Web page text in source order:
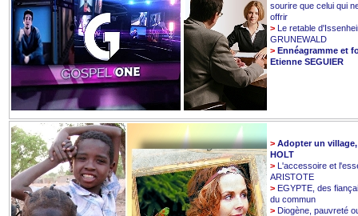
sourire que celui qui
offrir
> Le retable
GRUNEWALD
> Ennéagramme et
Etienne SEGUIER
> Adopter un
HOLT
> L'accessoire et
ARISTOTE
> EGYPTE, des
du commun
> Diogène, pauvreté